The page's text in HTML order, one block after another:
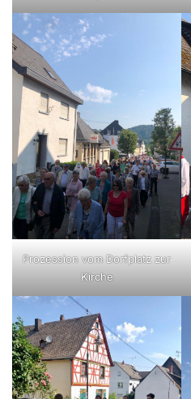
Prozession vom Dorfplatz zur
Kirche